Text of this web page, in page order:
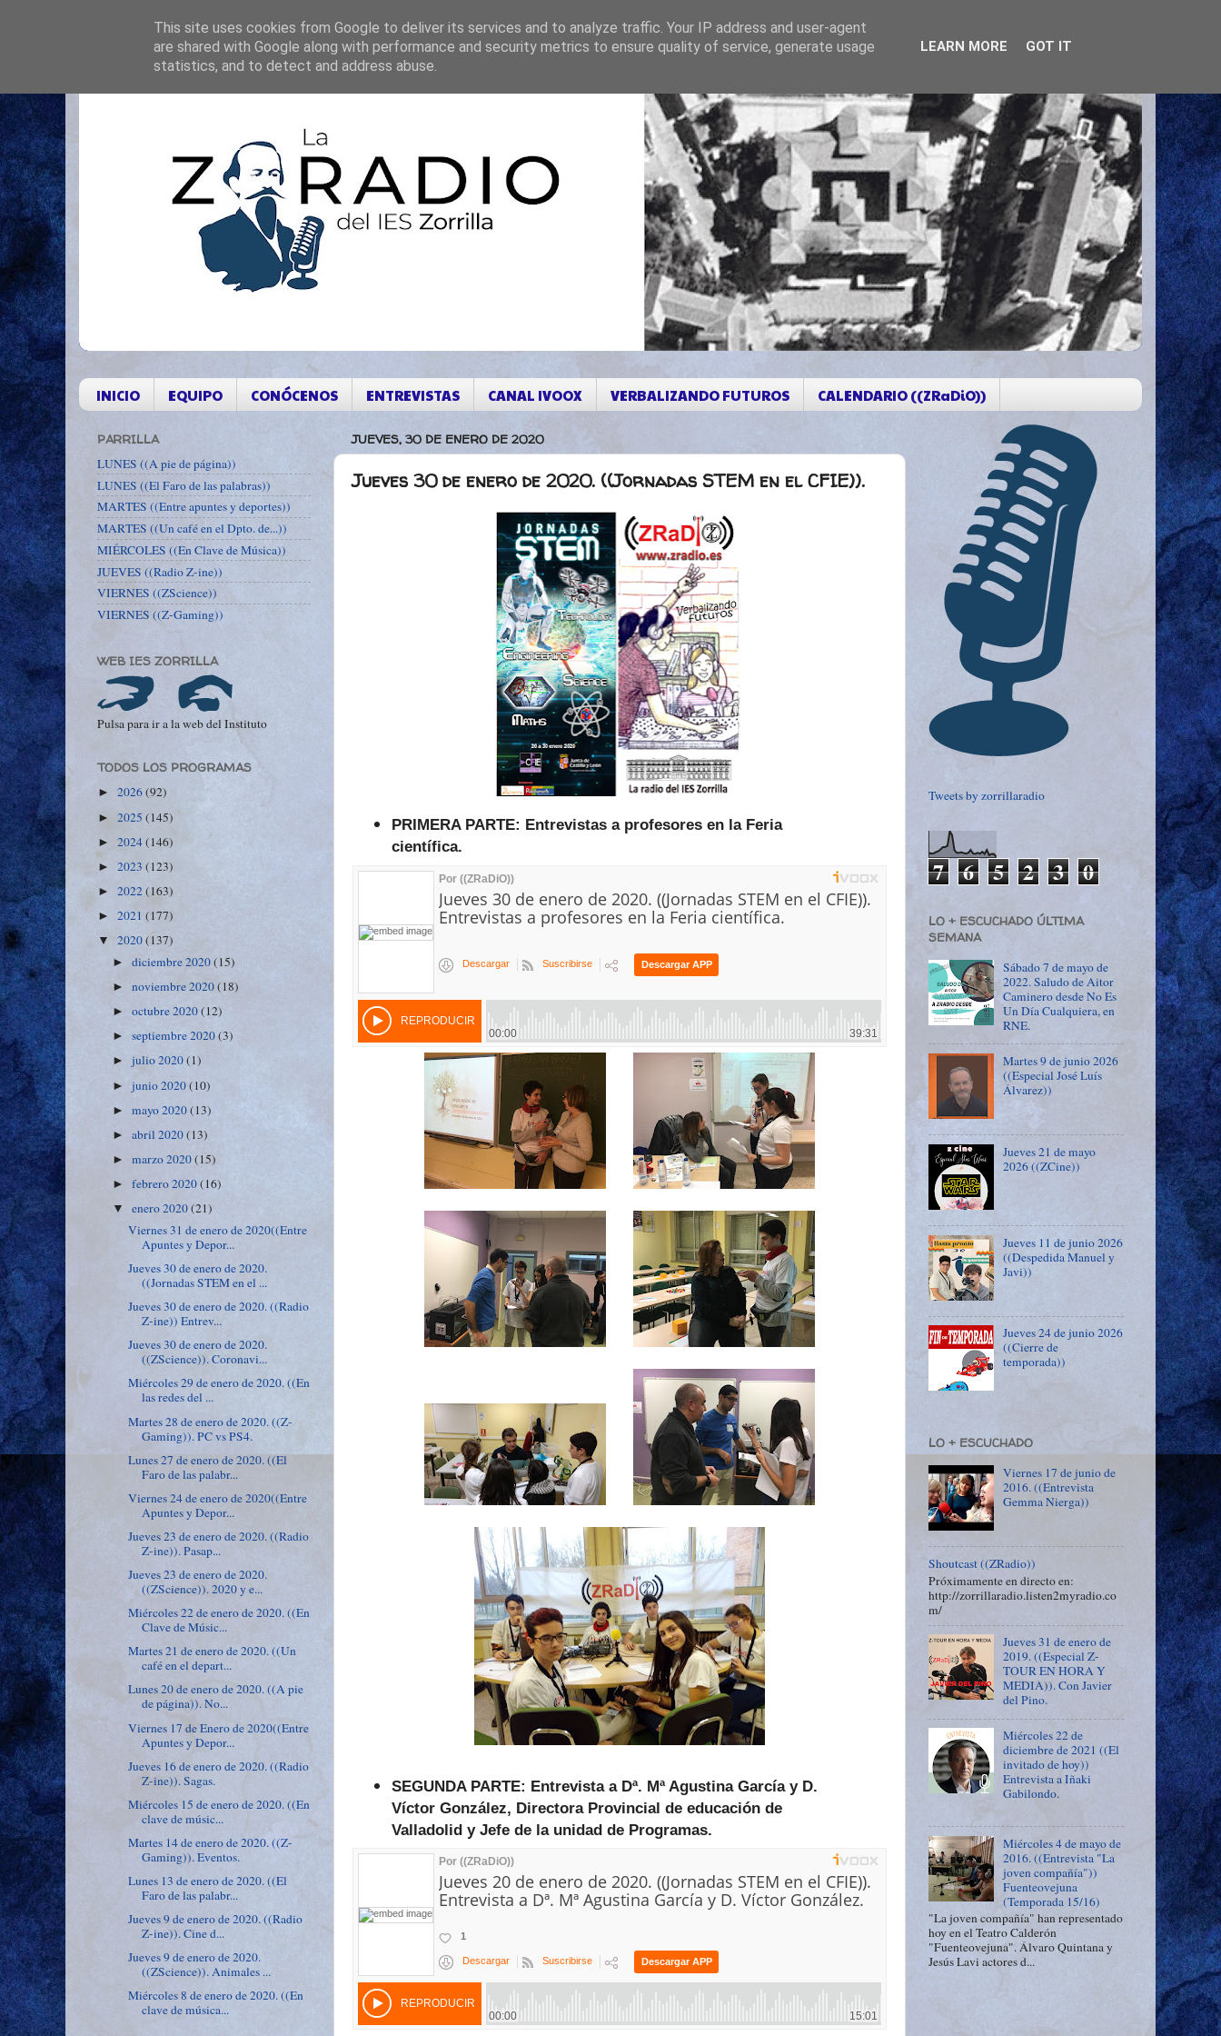
INICIO EQUIPO CONÓCENOS ENTREVISTAS CANAL IVOOX VERBALIZANDO FUTUROS CALENDARIO ((ZRaDiO))
JUEVES, 30 DE ENERO DE 2020
Jueves 30 de enero de 2020. ((Jornadas STEM en el CFIE)).
PRIMERA PARTE: Entrevistas a profesores en la Feria
científica.
SEGUNDA PARTE: Entrevista a Dª. Mª Agustina García y D.
Víctor González, Directora Provincial de educación de
Valladolid y Jefe de la unidad de Programas.
PARRILLA
LUNES ((A pie de página))
LUNES ((El Faro de las palabras))
MARTES ((Entre apuntes y deportes))
MARTES ((Un café en el Dpto. de...))
MIÉRCOLES ((En Clave de Música))
JUEVES ((Radio Z-ine))
VIERNES ((ZScience))
VIERNES ((Z-Gaming))
WEB IES ZORRILLA
Pulsa para ir a la web del Instituto
TODOS LOS PROGRAMAS
► 2026(92)
► 2025 (145)
► 2024(146)
► 2023 (123)
► 2022(163)
► 2021 (177)
▼ 2020(137)
►diciembre 2020(15)
►noviembre 2020(18)
►octubre 2020(12)
►septiembre 2020(3)
►julio 2020(1)
►junio 2020(10)
►mayo 2020(13)
►abril 2020(13)
►marzo 2020(15)
►febrero 2020(16)
▼enero 2020(21)
Viernes 31 de enero de 2020((Entre
Apuntes y Depor...
Jueves 30 de enero de 2020.
((Jornadas STEM en el ...
Jueves 30 de enero de 2020. ((Radio
Z-ine)) Entrev...
Jueves 30 de enero de 2020.
((ZScience)). Coronavi...
Miércoles 29 de enero de 2020. ((En
las redes del ...
Martes 28 de enero de 2020. ((Z-
Gaming)). PC vs PS4.
Lunes 27 de enero de 2020. ((El
Faro de las palabr...
Viernes 24 de enero de 2020((Entre
Apuntes y Depor...
Jueves 23 de enero de 2020. ((Radio
Z-ine)). Pasap...
Jueves 23 de enero de 2020.
((ZScience)). 2020 y e...
Miércoles 22 de enero de 2020. ((En
Clave de Músic...
Martes 21 de enero de 2020. ((Un
café en el depart...
Lunes 20 de enero de 2020. ((A pie
de página)). No...
Viernes 17 de Enero de 2020((Entre
Apuntes y Depor...
Jueves 16 de enero de 2020. ((Radio
Z-ine)). Sagas.
Miércoles 15 de enero de 2020. ((En
clave de músic...
Martes 14 de enero de 2020. ((Z-
Gaming)). Eventos.
Lunes 13 de enero de 2020. ((El
Faro de las palabr...
Jueves 9 de enero de 2020. ((Radio
Z-ine)). Cine d...
Jueves 9 de enero de 2020.
((ZScience)). Animales ...
Miércoles 8 de enero de 2020. ((En
clave de música...
Tweets by zorrillaradio
7 6 5 2 3 0
LO + ESCUCHADO ÚLTIMA
SEMANA
Sábado 7 de mayo de
2022. Saludo de Aitor
Caminero desde No Es
Un Día Cualquiera, en
RNE.
Martes 9 de junio 2026
((Especial José Luís
Álvarez))
Jueves 21 de mayo
2026 ((ZCine))
Jueves 11 de junio 2026
((Despedida Manuel y
Javi))
Jueves 24 de junio 2026
((Cierre de
temporada))
LO + ESCUCHADO
Viernes 17 de junio de
2016. ((Entrevista
Gemma Nierga))
Shoutcast ((ZRadio))
Próximamente en directo en:
http://zorrillaradio.listen2myradio.co
m/
Jueves 31 de enero de
2019. ((Especial Z-
TOUR EN HORA Y
MEDIA)). Con Javier
del Pino.
Miércoles 22 de
diciembre de 2021 ((El
invitado de hoy))
Entrevista a Iñaki
Gabilondo.
Miércoles 4 de mayo de
2016. ((Entrevista "La
joven compañía"))
Fuenteovejuna
(Temporada 15/16)
"La joven compañía" han representado
hoy en el Teatro Calderón
"Fuenteovejuna". Álvaro Quintana y
Jesús Lavi actores d...
This site uses cookies from Google to deliver its services and to analyze traffic. Your IP address and user-agent
are shared with Google along with performance and security metrics to ensure quality of service, generate usage
statistics, and to detect and address abuse.
LEARN MORE GOT IT